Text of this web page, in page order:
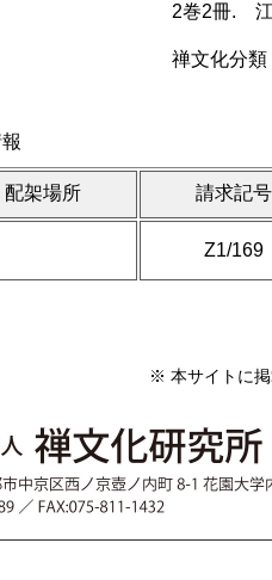
2巻2冊. 江
禅文化分
配架場所 請求記号
Z1/169
※ 本サイトに